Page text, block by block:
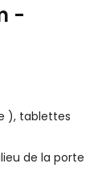
-
), tablettes
de la porte